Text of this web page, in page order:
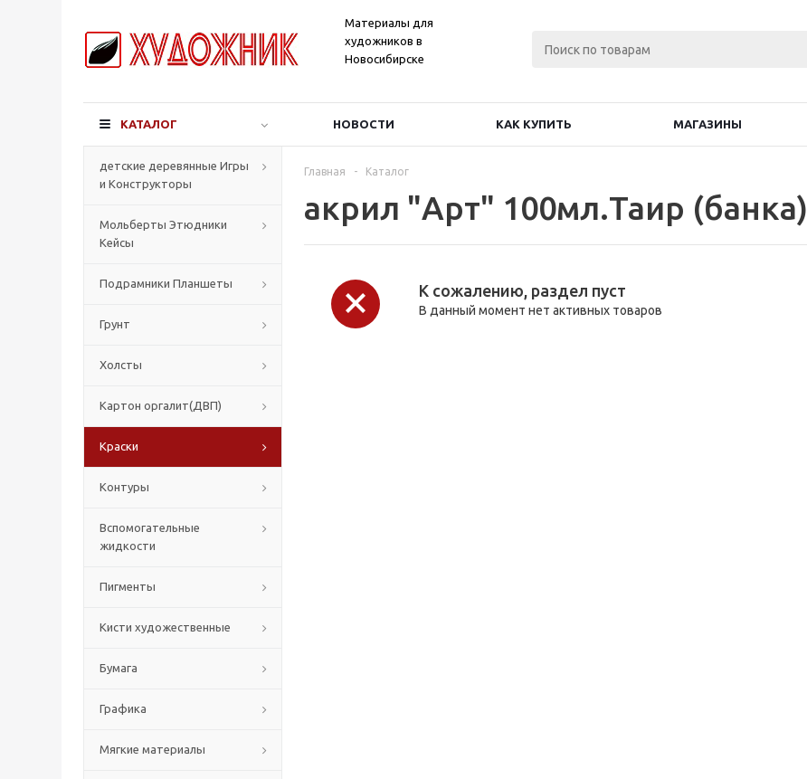
Материалы для
художников в
Новосибирске
КАТАЛОГ НОВОСТИ КАК КУПИТЬ МАГАЗИНЫ
детские деревянные Игры
и Конструкторы
Мольберты Этюдники
Кейсы
Подрамники Планшеты
Грунт
Холсты
Картон оргалит(ДВП)
Краски
Контуры
Вспомогательные
жидкости
Пигменты
Кисти художественные
Бумага
Графика
Мягкие материалы
Главная - Каталог
акрил "Арт" 100мл.Таир (банка)
К сожалению, раздел пуст
В данный момент нет активных товаров